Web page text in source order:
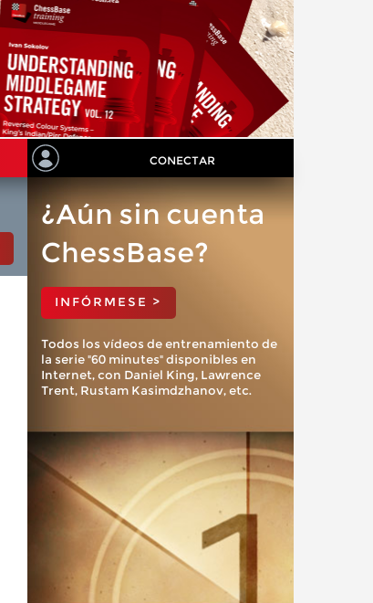
CONECTAR
¿Aún sin cuenta
ChessBase?
INFÓRMESE >
Todos los vídeos de entrenamiento de
la serie "60 minutes" disponibles en
Internet, con Daniel King, Lawrence
Trent, Rustam Kasimdzhanov, etc.